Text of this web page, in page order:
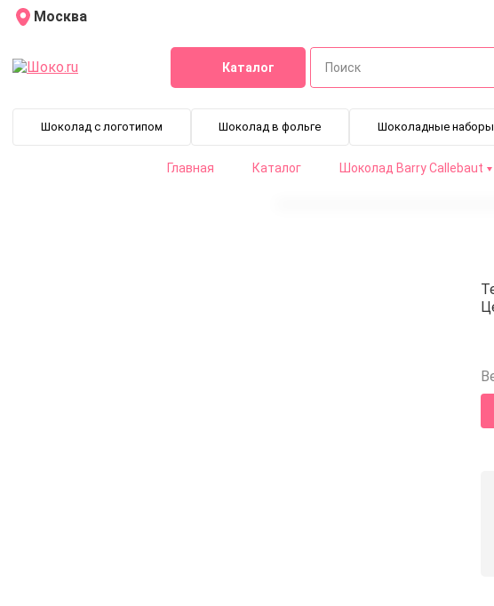
Москва
Каталог
Шоколад с логотипом Шоколад в фольге Шоколадные наборы
Главная Каталог Шоколад Barry Callebaut